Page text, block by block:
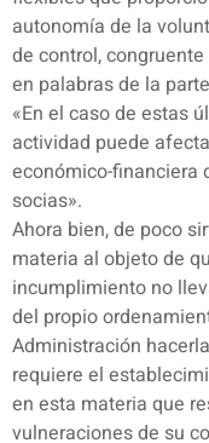
autonomía de la
de control,
en palabras de la
«En el caso de estas
actividad puede
económico-financiera
socias».
Ahora bien, de poco
materia al objeto de
incumplimiento no
del propio
Administración
requiere el
en esta materia que
vulneraciones de su